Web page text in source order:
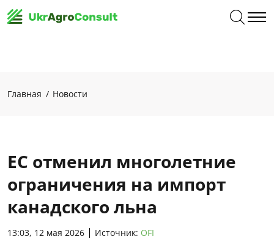
Главная Новости
ЕС отменил многолетние
ограничения на импорт
канадского льна
13:03, 12 мая 2026 Источник: OFI